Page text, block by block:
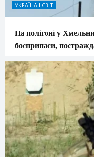
УКРАЇНА І СВІТ
На полігоні у
боєприпаси,